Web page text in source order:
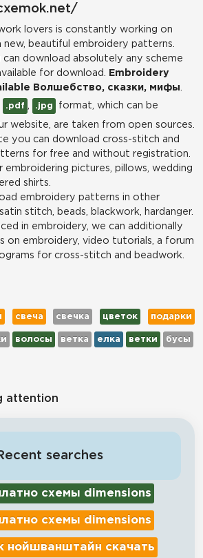
lovers is constantly working on
beautiful embroidery patterns.
download absolutely any scheme
for download.
Embroidery
Волшебство, сказки, мифы
.pdf .jpg format, which can be
website, are taken from open sources.
you can download cross-stitch and
for free and without registration.
embroidering pictures, pillows, wedding
shirts.
embroidery patterns in other
stitch, beads, blackwork, hardanger.
in embroidery, we can additionally
on embroidery, video tutorials, a forum
for cross-stitch and beadwork.
свеча свечка цветок подарки
волосы ветка елка ветки бусы
attention
searches
схемы dimensions
схемы dimensions
нойшванштайн скачать